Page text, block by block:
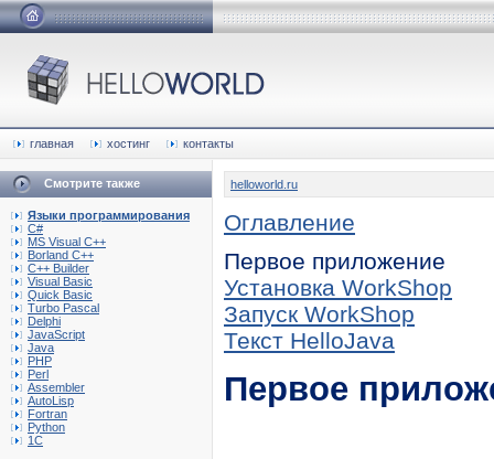
главная хостинг контакты
Смотрите также
Языки программирования
C#
MS Visual C++
Borland C++
C++ Builder
Visual Basic
Quick Basic
Turbo Pascal
Delphi
JavaScript
Java
PHP
Perl
Assembler
AutoLisp
Fortran
Python
1C
helloworld.ru
Оглавление
Первое приложение
Установка WorkShop
Запуск WorkShop
Текст HelloJava
Первое